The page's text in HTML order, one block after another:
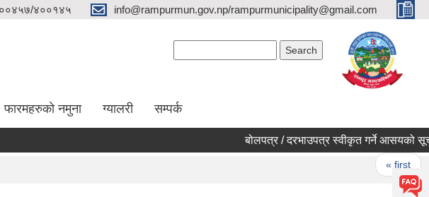
४००१४५ info@rampurmun.gov.np/rampurmunicipality@gmail.com
फारमहरुको नमुना ग्यालरी सम्पर्क
बोलपत्र / दरभाउपत्र स्वीकृत गर्ने आसयको
« first